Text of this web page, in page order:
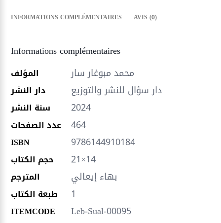
INFORMATIONS COMPLÉMENTAIRES AVIS (0)
Informations complémentaires
المؤلف محمد مبوغار سار
دار النشر دار سؤال للنشر والتوزيع
سنة النشر 2024
عدد الصفحات 464
ISBN 9786144910184
حجم الكتاب 21×14
المترجم بهاء إيعالي
طبعة الكتاب 1
ITEMCODE
Leb-Sual-00095